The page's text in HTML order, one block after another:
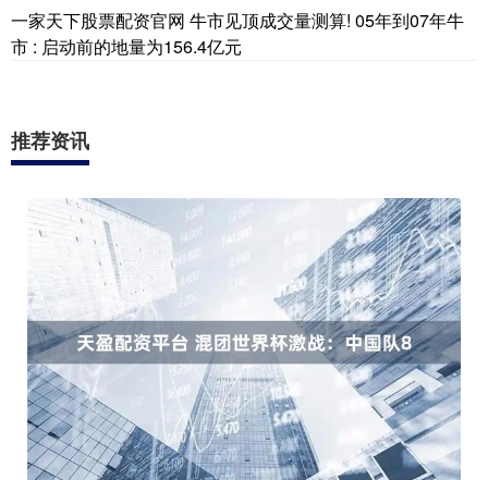
一家天下股票配资官网 牛市见顶成交量测算! 05年到07年牛
市 : 启动前的地量为156.4亿元
推荐资讯